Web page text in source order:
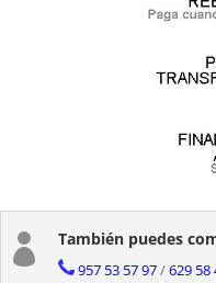
 También puedes
957 53 57 97/629 58